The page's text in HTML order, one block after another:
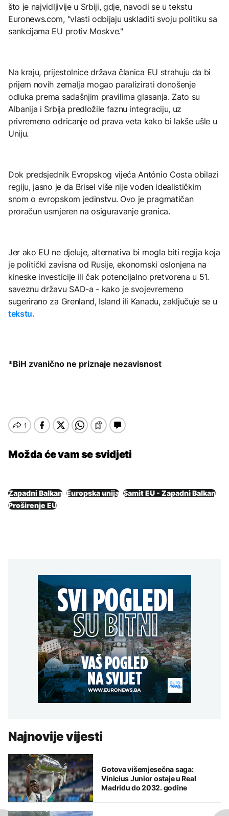
što je najvidljivije u Srbiji, gdje, navodi se u tekstu
Euronews.com, "vlasti odbijaju uskladiti svoju politiku sa
sankcijama EU protiv Moskve."
Na kraju, prijestolnice država članica EU strahuju da bi
prijem novih zemalja mogao paralizirati donošenje
odluka prema sadašnjim pravilima glasanja. Zato su
Albanija i Srbija predložile faznu integraciju, uz
privremeno odricanje od prava veta kako bi lakše ušle u
Uniju.
Dok predsjednik Evropskog vijeća António Costa obilazi
regiju, jasno je da Brisel više nije vođen idealističkim
snom o evropskom jedinstvu. Ovo je pragmatičan
proračun usmjeren na osiguravanje granica.
Jer ako EU ne djeluje, alternativa bi mogla biti regija koja
je politički zavisna od Rusije, ekonomski oslonjena na
kineske investicije ili čak potencijalno pretvorena u 51.
saveznu državu SAD-a - kako je svojevremeno
sugerirano za Grenland, Island ili Kanadu, zaključuje se u
tekstu.
*BiH zvanično ne priznaje nezavisnost
Možda će vam se svidjeti
Zapadni Balkan Europska unija Samit EU - Zapadni Balkan
Proširenje EU
Najnovije vijesti
Gotova višemjesečna saga:
Vinicius Junior ostaje u Real
Madridu do 2032. godine